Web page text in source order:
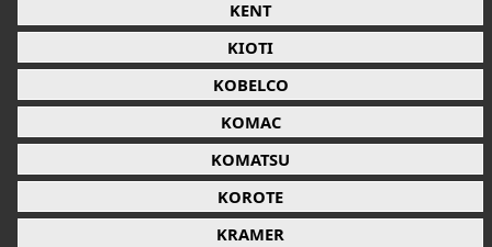
KENT
KIOTI
KOBELCO
KOMAC
KOMATSU
KOROTE
KRAMER